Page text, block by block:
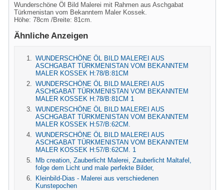
Wunderschöne Öl Bild Malerei mit Rahmen aus Aschgabat
Türkmenistan vom Bekanntem Maler Kossek.
Höhe: 78cm /Breite: 81cm.
Ähnliche Anzeigen
WUNDERSCHÖNE ÖL BILD MALEREI AUS
ASCHGABAT TÜRKMENISTAN VOM BEKANNTEM
MALER KOSSEK H:78/B:81CM
WUNDERSCHÖNE ÖL BILD MALEREI AUS
ASCHGABAT TÜRKMENISTAN VOM BEKANNTEM
MALER KOSSEK H:78/B:81CM 1
WUNDERSCHÖNE ÖL BILD MALEREI AUS
ASCHGABAT TÜRKMENISTAN VOM BEKANNTEM
MALER KOSSEK H:57/B:62CM.
WUNDERSCHÖNE ÖL BILD MALEREI AUS
ASCHGABAT TÜRKMENISTAN VOM BEKANNTEM
MALER KOSSEK H:57/B:62CM. 1
Mb creation, Zauberlicht Malerei, Zauberlicht Maltafel,
folge dem Licht und male perfekte Bilder,
Kleinbild-Dias - Malerei aus verschiedenen
Kunstepochen